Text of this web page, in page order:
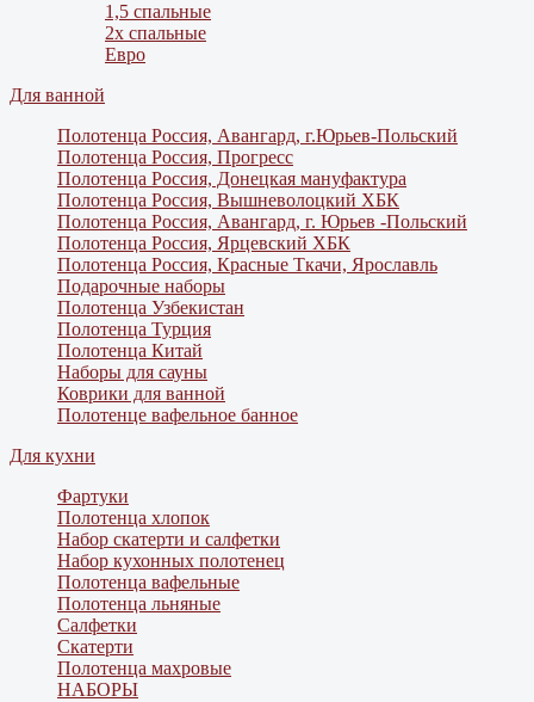
1,5 спальные
2х спальные
Евро
Для ванной
Полотенца Россия, Авангард, г.Юрьев-Польский
Полотенца Россия, Прогресс
Полотенца Россия, Донецкая мануфактура
Полотенца Россия, Вышневолоцкий ХБК
Полотенца Россия, Авангард, г. Юрьев -Польский
Полотенца Россия, Ярцевский ХБК
Полотенца Россия, Красные Ткачи, Ярославль
Подарочные наборы
Полотенца Узбекистан
Полотенца Турция
Полотенца Китай
Наборы для сауны
Коврики для ванной
Полотенце вафельное банное
Для кухни
Фартуки
Полотенца хлопок
Набор скатерти и салфетки
Набор кухонных полотенец
Полотенца вафельные
Полотенца льняные
Салфетки
Скатерти
Полотенца махровые
НАБОРЫ